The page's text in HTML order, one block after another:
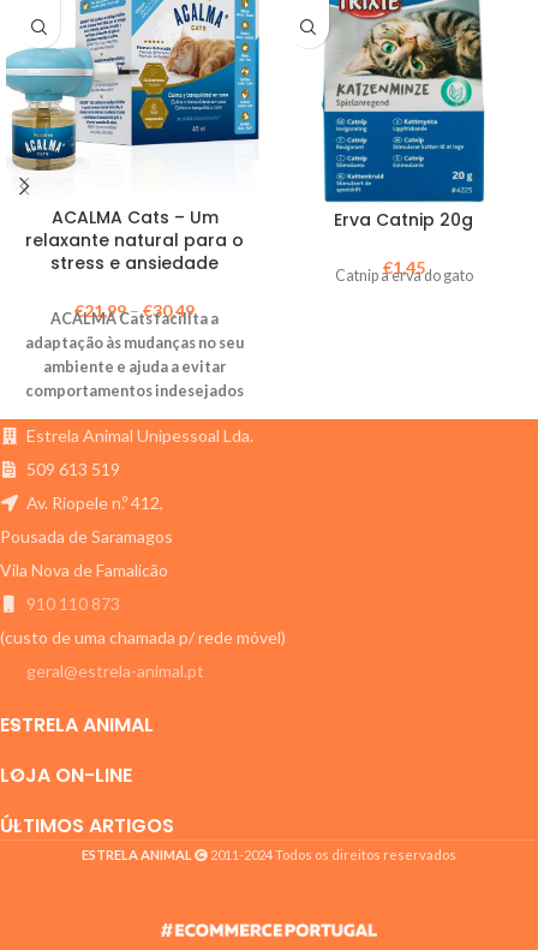
ACALMA Cats – Um
relaxante natural para o
stress e ansiedade
€21,99–€30,49
ACALMA Cats facilita a
adaptação às mudanças no seu
ambiente e ajuda a evitar
comportamentos indesejados
associados ao stress, nos gatos.
Erva Catnip 20g
€1,45
Catnip a erva do gato
Estrela Animal Unipessoal Lda.
509 613 519
Av. Riopele n.º 412,
Pousada de Saramagos
Vila Nova de Famalicão
910 110 873
(custo de uma chamada p/ rede móvel)
geral@estrela-animal.pt
ESTRELA ANIMAL
LOJA ON-LINE
ÚLTIMOS ARTIGOS
ESTRELA ANIMAL 2011-2024 Todos os direitos reservados